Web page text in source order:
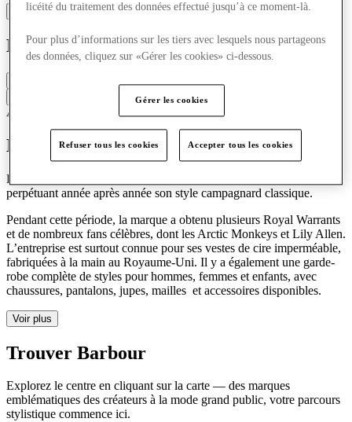
Barbour
Accessoires & Sacs Mode
Découvrez Barbour
Depuis 1894, Barbour s’est transmis de génération en génération,
perpétuant année après année son style campagnard classique.
Pendant cette période, la marque a obtenu plusieurs Royal Warrants
et de nombreux fans célèbres, dont les Arctic Monkeys et Lily Allen.
L’entreprise est surtout connue pour ses vestes de cire imperméable,
fabriquées à la main au Royaume-Uni. Il y a également une garde-
robe complète de styles pour hommes, femmes et enfants, avec
chaussures, pantalons, jupes, mailles et accessoires disponibles.
Voir plus
Trouver Barbour
Explorez le centre en cliquant sur la carte — des marques
emblématiques des créateurs à la mode grand public, votre parcours
stylistique commence ici.
licéité du traitement des données effectué jusqu’à ce moment-là.
Pour plus d’informations sur les tiers avec lesquels nous partageons
des données, cliquez sur «Gérer les cookies» ci-dessous.
Gérer les cookies
Refuser tous les cookies Accepter tous les cookies